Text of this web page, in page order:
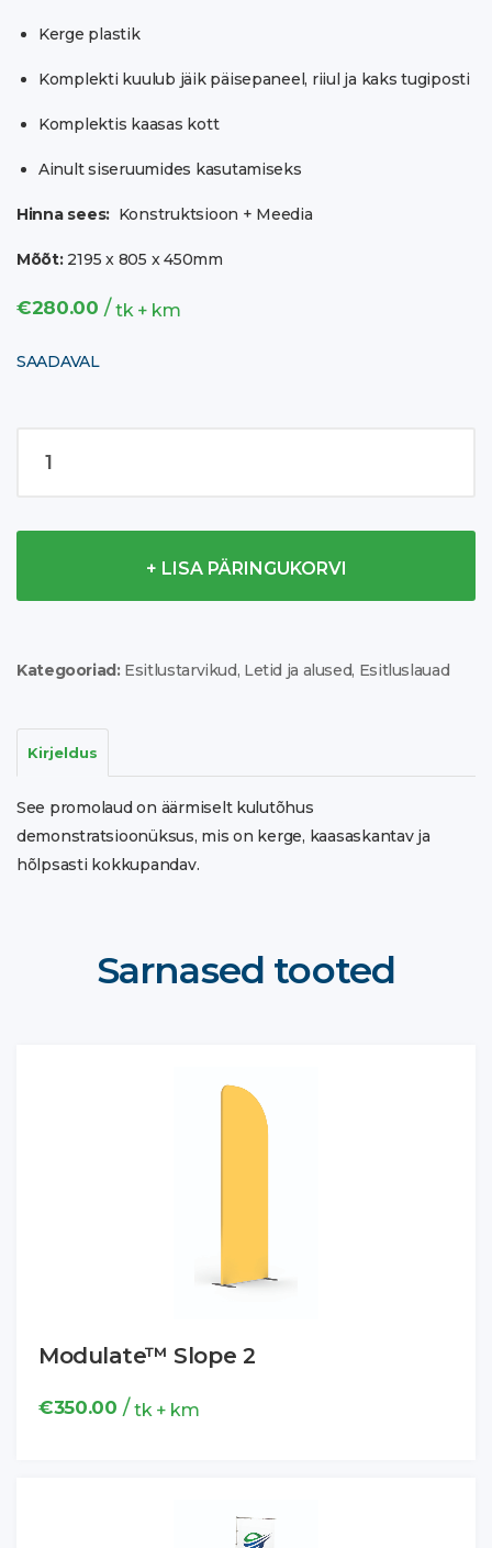
Kerge plastik
Komplekti kuulub jäik päisepaneel, riiul ja kaks tugiposti
Komplektis kaasas kott
Ainult siseruumides kasutamiseks
Hinna sees: Konstruktsioon + Meedia
Mõõt:2195 x 805 x 450mm
€280.00 / tk + km
SAADAVAL
presentation
kogus
+ LISA PÄRINGUKORVI
Kategooriad: Esitlustarvikud, Letid ja alused, Esitluslauad
Kirjeldus
See promolaud on äärmiselt kulutõhus
demonstratsioonüksus, mis on kerge, kaasaskantav ja
hõlpsasti kokkupandav.
Sarnased tooted
Modulate™ Slope 2
€350.00 / tk + km